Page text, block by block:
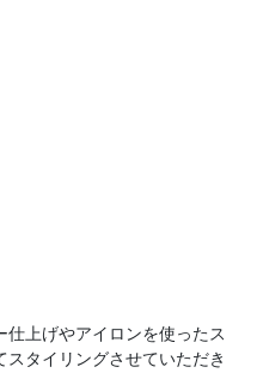
上げやアイロンを使ったス
タイリングさせていただき